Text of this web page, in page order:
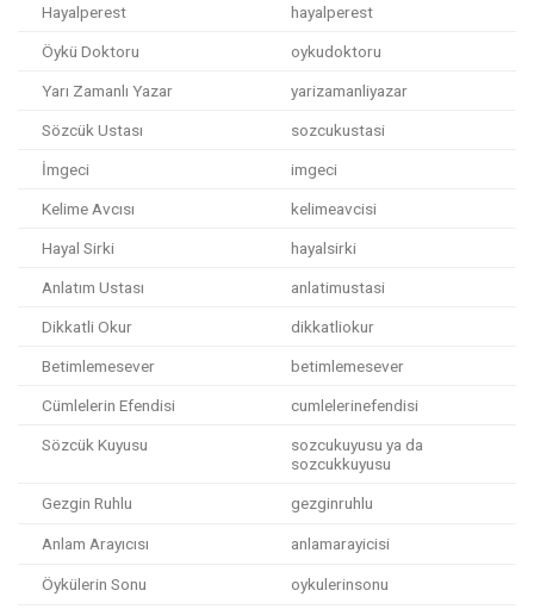
Hayalperest hayalperest
Öykü Doktoru oykudoktoru
Yarı Zamanlı Yazar yarizamanliyazar
Sözcük Ustası sozcukustasi
İmgeci imgeci
Kelime Avcısı kelimeavcisi
Hayal Sirki hayalsirki
Anlatım Ustası anlatimustasi
Dikkatli Okur dikkatliokur
Betimlemesever betimlemesever
Cümlelerin Efendisi cumlelerinefendisi
Sözcük Kuyusu
sozcukuyusu ya da
sozcukkuyusu
Gezgin Ruhlu gezginruhlu
Anlam Arayıcısı anlamarayicisi
Öykülerin Sonu oykulerinsonu